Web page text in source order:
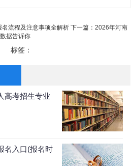
流程及注意事项全解析下一篇： 2026年河南
据告诉你
标签：
高考招生专业
名入口(报名时